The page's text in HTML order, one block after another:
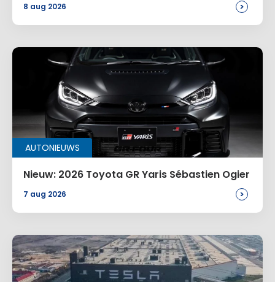
8 aug 2026 >
AUTONIEUWS
Nieuw: 2026 Toyota GR Yaris Sébastien Ogier
7 aug 2026 >